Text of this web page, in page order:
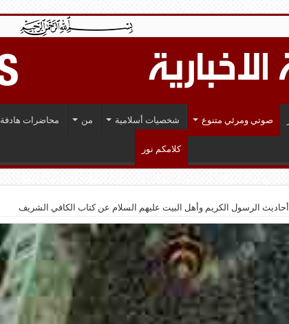
صوتي ومرئي متنوع شخصيات أسلامية من محاضرات هادفة
كلامكم نور
أحاديث الرسول الكريم وأهل البيت عليهم السلام عن كتاب الكافي الشريف